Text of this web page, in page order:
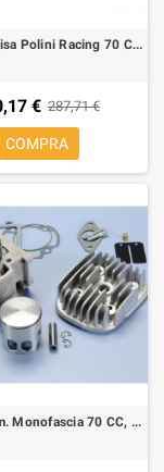
Cilindro Ghisa Polini Racing 70 CC Corsa, Bifascia per Mot. Minarelli Vert, sp.Ø 10
€ 287,71 €
COMPRA
Polini Allum. Monofascia 70 CC, MInarelli Verticale per Aprilia Amico, SR-94, MBK Booster 50, Stunt, Yamaha BW'S, SPY, Zuma